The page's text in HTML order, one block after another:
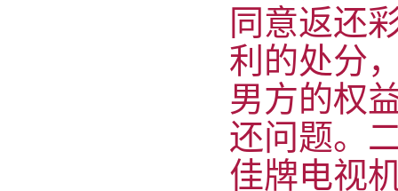
同意返还
利的处分
男方的权
还问题。
佳牌电视